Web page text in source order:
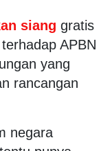
siang gratis
APBN
yang
rancangan
negara